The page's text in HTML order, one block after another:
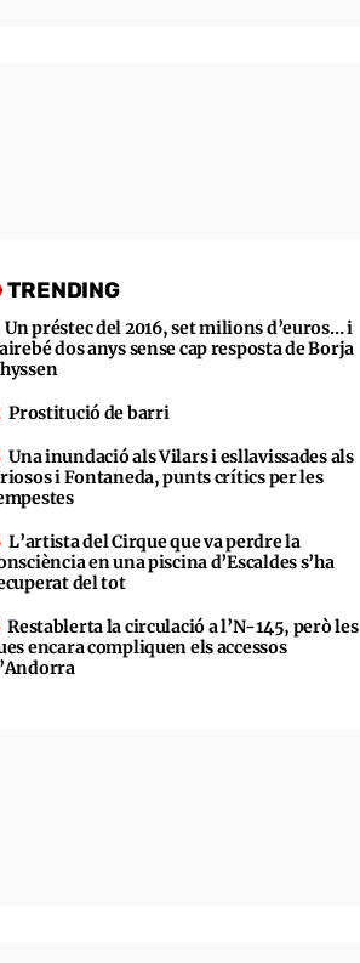
TRENDING
Un préstec del 2016, set milions d’euros… i
dos anys sense cap resposta de Borja
Prostitució de barri
Una inundació als Vilars i esllavissades als
i Fontaneda, punts crítics per les
L’artista del Cirque que va perdre la
en una piscina d’Escaldes s’ha
del tot
Restablerta la circulació a l’N-145, però les
encara compliquen els accessos